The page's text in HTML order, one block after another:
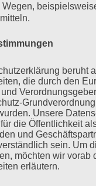
beruht
die durch den
Unsere
die Öffentlichkeit
und
sein. Um
möchten wir vorab
erläutern.